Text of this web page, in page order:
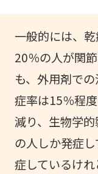
一般的には、
20％の人が関
も、外用剤で
症率は15％程
減り、生物学
の人しか発症
症しているけ